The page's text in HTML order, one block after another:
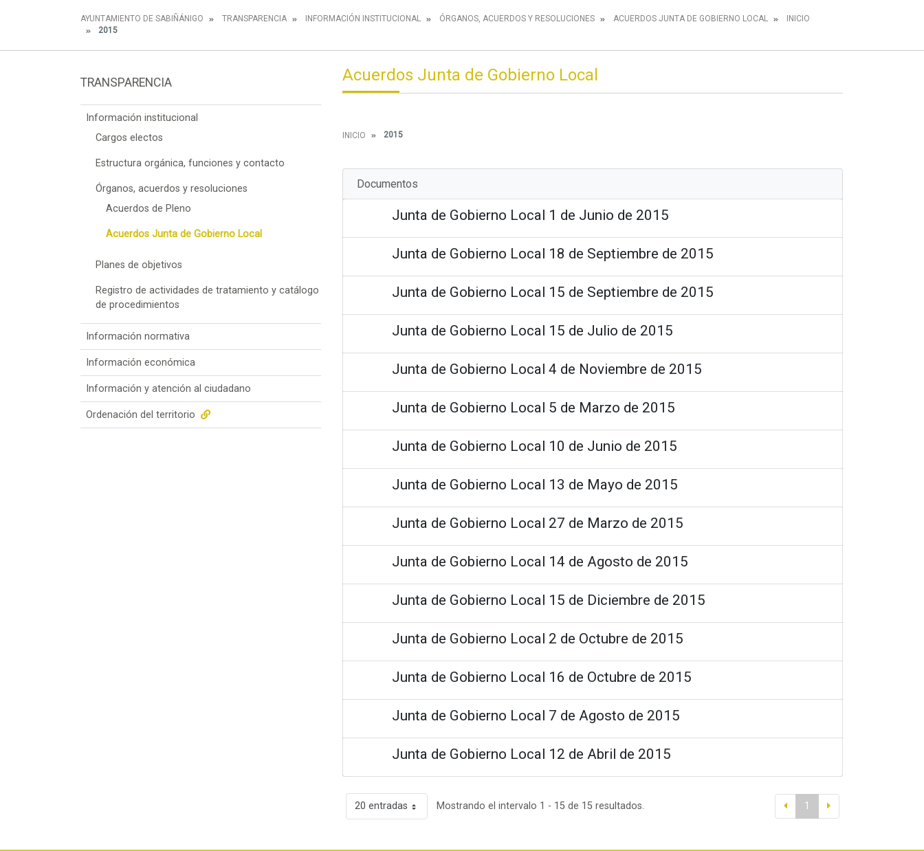
AYUNTAMIENTO DE SABIÑÁNIGO TRANSPARENCIA INFORMACIÓN INSTITUCIONAL ÓRGANOS, ACUERDOS Y RESOLUCIONES ACUERDOS JUNTA DE GOBIERNO LOCAL
INICIO
2015
TRANSPARENCIA
Información institucional
Cargos electos
Estructura orgánica, funciones y contacto
Órganos, acuerdos y resoluciones
Acuerdos de Pleno
Acuerdos Junta de Gobierno Local
Planes de objetivos
Registro de actividades de tratamiento y catálogo
de procedimientos
Información normativa
Información económica
Información y atención al ciudadano
Ordenación del territorio
Acuerdos Junta de Gobierno Local
INICIO 2015
Documentos
Junta de Gobierno Local 1 de Junio de 2015
Junta de Gobierno Local 18 de Septiembre de 2015
Junta de Gobierno Local 15 de Septiembre de 2015
Junta de Gobierno Local 15 de Julio de 2015
Junta de Gobierno Local 4 de Noviembre de 2015
Junta de Gobierno Local 5 de Marzo de 2015
Junta de Gobierno Local 10 de Junio de 2015
Junta de Gobierno Local 13 de Mayo de 2015
Junta de Gobierno Local 27 de Marzo de 2015
Junta de Gobierno Local 14 de Agosto de 2015
Junta de Gobierno Local 15 de Diciembre de 2015
Junta de Gobierno Local 2 de Octubre de 2015
Junta de Gobierno Local 16 de Octubre de 2015
Junta de Gobierno Local 7 de Agosto de 2015
Junta de Gobierno Local 12 de Abril de 2015
20 entradas Mostrando el intervalo 1 - 15 de 15 resultados. 1